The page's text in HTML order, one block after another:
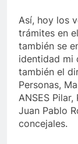
Así, hoy los
trámites en
también se
identidad mi
también el
Personas,
ANSES
Juan Pablo
concejales.